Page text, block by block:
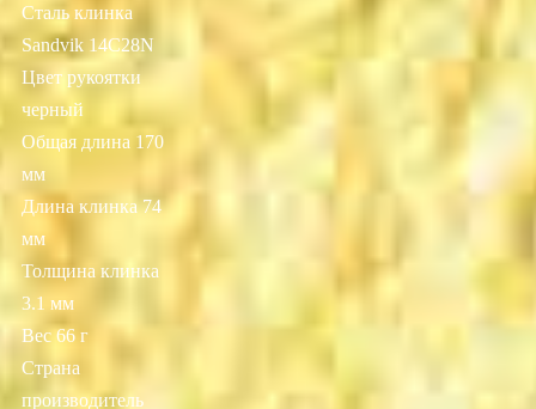
Сталь клинка
Sandvik 14C28N
Цвет рукоятки
черный
Общая длина 170
мм
Длина клинка 74
мм
Толщина клинка
3.1 мм
Вес 66 г
Страна
производитель